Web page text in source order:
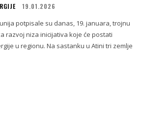
19.01.2026
potpisale su danas, 19. januara, trojnu
razvoj niza inicijativa koje će postati
u regionu. Na sastanku u Atini tri zemlje